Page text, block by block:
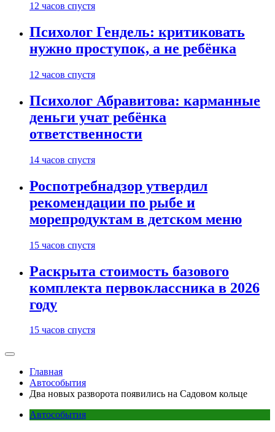
12 часов спустя
Психолог Гендель: критиковать
нужно проступок, а не ребёнка
12 часов спустя
Психолог Абравитова: карманные
деньги учат ребёнка
ответственности
14 часов спустя
Роспотребнадзор утвердил
рекомендации по рыбе и
морепродуктам в детском меню
15 часов спустя
Раскрыта стоимость базового
комплекта первоклассника в 2026
году
15 часов спустя
Главная
Автособытия
Два новых разворота появились на Садовом кольце
Автособытия